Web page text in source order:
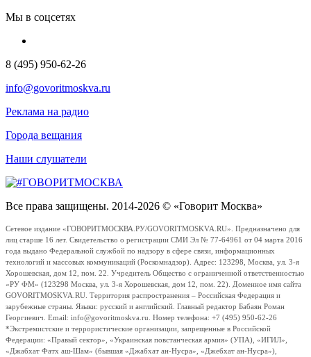
Мы в соцсетях
8 (495) 950-62-26
info@govoritmoskva.ru
Реклама на радио
Города вещания
Наши слушатели
Все права защищены. 2014-2026 © «Говорит Москва»
Сетевое издание «ГОВОРИТМОСКВА.РУ/GOVORITMOSKVA.RU». Предназначено для
лиц старше 16 лет. Свидетельство о регистрации СМИ Эл № 77-64961 от 04 марта 2016
года выдано Федеральной службой по надзору в сфере связи, информационных
технологий и массовых коммуникаций (Роскомнадзор). Адрес: 123298, Москва, ул. 3-я
Хорошевская, дом 12, пом. 22. Учредитель Общество с ограниченной ответственностью
«РУ ФМ» (123298 Москва, ул. 3-я Хорошевская, дом 12, пом. 22). Доменное имя сайта
GOVORITMOSKVA.RU. Территория распространения – Российская Федерация и
зарубежные страны. Языки: русский и английский. Главный редактор Бабаян Роман
Георгиевич. Email: info@govoritmoskva.ru. Номер телефона: +7 (495) 950-62-26
*Экстремистские и террористические организации, запрещенные в Российской
Федерации: «Правый сектор», «Украинская повстанческая армия» (УПА), «ИГИЛ»,
«Джабхат Фатх аш-Шам» (бывшая «Джабхат ан-Нусра», «Джебхат ан-Нусра»),